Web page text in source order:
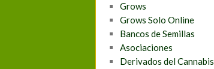
Grows
Grows Solo Online
Bancos de Semillas
Asociaciones
Derivados del Cannabis